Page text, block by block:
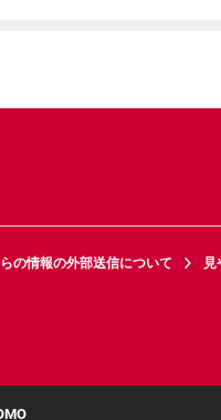
の情報の外部送信について
見